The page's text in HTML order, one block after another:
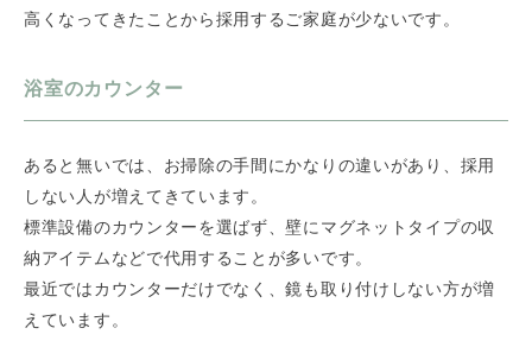
高くなってきたことから採用するご家庭が少ないです。
浴室のカウンター
あると無いでは、お掃除の手間にかなりの違いがあり、採用
しない人が増えてきています。
標準設備のカウンターを選ばず、壁にマグネットタイプの収
納アイテムなどで代用することが多いです。
最近ではカウンターだけでなく、鏡も取り付けしない方が増
えています。